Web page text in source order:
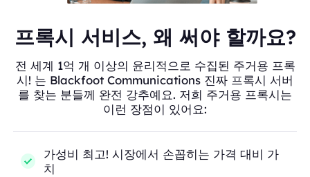
프록시 서비스, 왜 써야 할까요?
전 세계 1억 개 이상의 윤리적으로 수집된 주거용 프록
시! 는 Blackfoot Communications 진짜 프록시 서버
를 찾는 분들께 완전 강추예요. 저희 주거용 프록시는
이런 장점이 있어요:
가성비 최고! 시장에서 손꼽히는 가격 대비 가
치